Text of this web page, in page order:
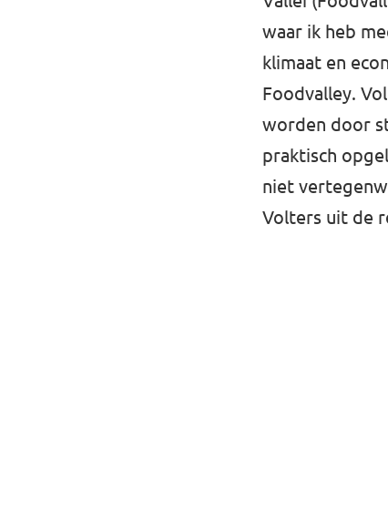
waar ik heb
klimaat en
Foodvalley.
worden door
praktisch
niet
Volters uit de